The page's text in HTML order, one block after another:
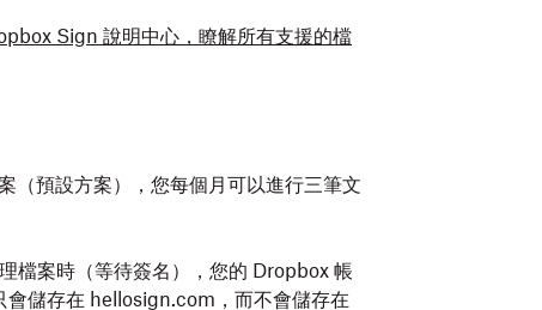
Sign 說明中心，瞭解所有支援的檔
預設方案），您每個月可以進行三筆文
檔案時（等待簽名），您的 Dropbox 帳
會儲存在 hellosign.com，而不會儲存在